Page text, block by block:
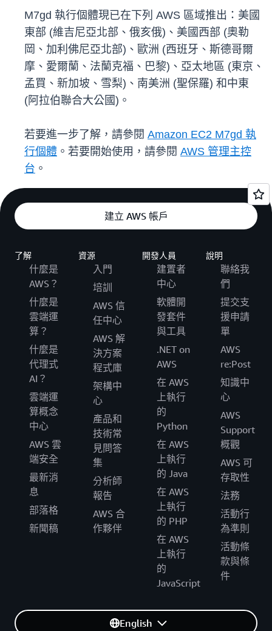
M7gd 執行個體現已在下列 AWS 區域推出：美國
東部 (維吉尼亞北部、俄亥俄)、美國西部 (奧勒
岡、加利佛尼亞北部)、歐洲 (西班牙、斯德哥爾
摩、愛爾蘭、法蘭克福、巴黎)、亞太地區 (東京、
孟買、新加坡、雪梨)、南美洲 (聖保羅) 和中東
(阿拉伯聯合大公國)。
若要進一步了解，請參閱 Amazon EC2 M7gd 執
行個體 。若要開始使用，請參閱 AWS 管理主控
台 。
建立 AWS 帳戶
了解
什麼是
AWS？
什麼是
雲端運
算？
什麼是
代理式
AI？
雲端運
算概念
中心
AWS 雲
端安全
最新消
息
部落格
新聞稿
資源
入門
培訓
AWS 信
任中心
AWS 解
決方案
程式庫
架構中
心
產品和
技術常
見問答
集
分析師
報告
AWS 合
作夥伴
開發人員
建置者
中心
軟體開
發套件
與工具
.NET on
AWS
在 AWS
上執行
的
Python
在 AWS
上執行
的 Java
在 AWS
上執行
的 PHP
在 AWS
上執行
的
JavaScript
說明
聯絡我
們
提交支
援申請
單
AWS
re:Post
知識中
心
AWS
Support
概觀
AWS 可
存取性
法務
活動行
為準則
活動條
款與條
件
English